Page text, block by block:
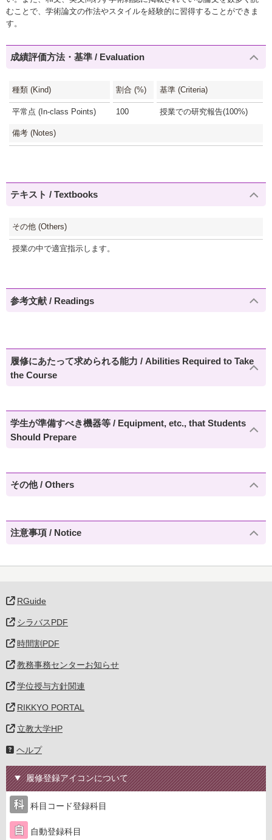
むことで、学術論文の作法やスタイルを経験的に習得することができま
す。
成績評価方法・基準 / Evaluation
種類 (Kind) 割合 (%) 基準 (Criteria)
平常点 (In-class Points) 100 授業での研究報告(100%)
備考 (Notes)
テキスト / Textbooks
その他 (Others)
授業の中で適宜指示します。
参考文献 / Readings
履修にあたって求められる能力 / Abilities Required to Take
the Course
学生が準備すべき機器等 / Equipment, etc., that Students
Should Prepare
その他 / Others
注意事項 / Notice
RGuide
シラバスPDF
時間割PDF
教務事務センターお知らせ
学位授与方針関連
RIKKYO PORTAL
立教大学HP
ヘルプ
履修登録アイコンについて
科目コード登録科目
自動登録科目